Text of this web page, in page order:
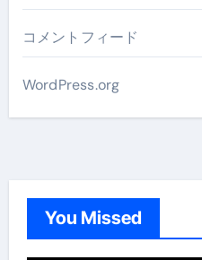
コメントフィード
WordPress.org
You Missed